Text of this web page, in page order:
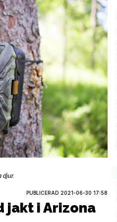
djur.
PUBLICERAD 2021-06-30 17:58
jakt i Arizona